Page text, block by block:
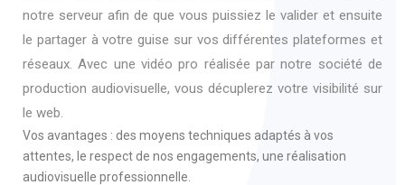
notre serveur afin de que vous puissiez le valider et ensuite
le partager à votre guise sur vos différentes plateformes et
réseaux. Avec une vidéo pro réalisée par notre société de
production audiovisuelle, vous décuplerez votre visibilité sur
le web.
Vos avantages : des moyens techniques adaptés à vos
attentes, le respect de nos engagements, une réalisation
audiovisuelle professionnelle.